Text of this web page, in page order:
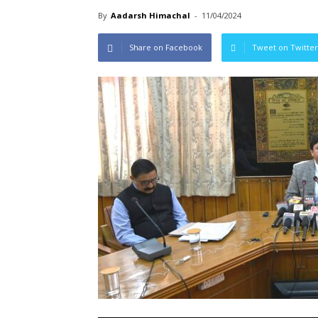
By Aadarsh Himachal - 11/04/2024
Share on Facebook Tweet on Twitter